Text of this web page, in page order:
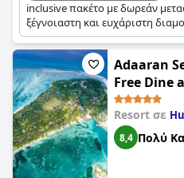
inclusive πακέτο με δωρεάν
ξέγνοιαστη και ευχάριστη
του θερέτρου, σε συνδυασμό με
φαγητού και τις ψυχαγωγικές
μια δημοφιλή επιλογή για
Adaaran
Free Dine
Inclusive
Speedboat
Resort σε
8,4 Πολύ